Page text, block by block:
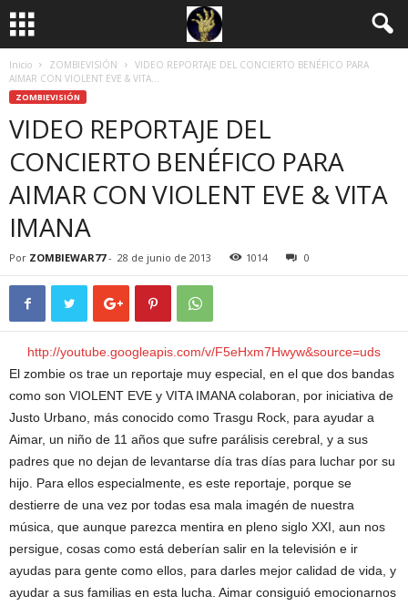
Inicio ZOMBIEVISIÓN
VIDEO REPORTAJE DEL CONCIERTO BENÉFICO PARA
AIMAR CON VIOLENT EVE & VITA...
ZOMBIEVISIÓN
VIDEO REPORTAJE DEL
CONCIERTO BENÉFICO PARA
AIMAR CON VIOLENT EVE & VITA
IMANA
Por ZOMBIEWAR77- 28 de junio de 2013 1014 0
http://youtube.googleapis.com/v/F5eHxm7Hwyw&source=uds
El zombie os trae un reportaje muy especial, en el que dos bandas
como son VIOLENT EVE y VITA IMANA colaboran, por iniciativa de
Justo Urbano, más conocido como Trasgu Rock, para ayudar a
Aimar, un niño de 11 años que sufre parálisis cerebral, y a sus
padres que no dejan de levantarse día tras días para luchar por su
hijo. Para ellos especialmente, es este reportaje, porque se
destierre de una vez por todas esa mala imagén de nuestra
música, que aunque parezca mentira en pleno siglo XXI, aun nos
persigue, cosas como está deberían salir en la televisión e ir
ayudas para gente como ellos, para darles mejor calidad de vida, y
ayudar a sus familias en esta lucha. Aimar consiguió emocionarnos